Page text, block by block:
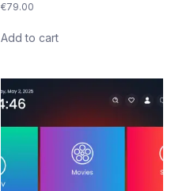
€79.00
Add to cart